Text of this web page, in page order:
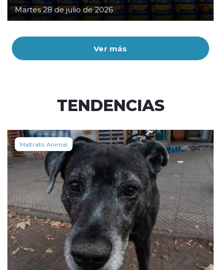
Ver más
Martes 28 de julio de 2026
TENDENCIAS
Maltrato Animal